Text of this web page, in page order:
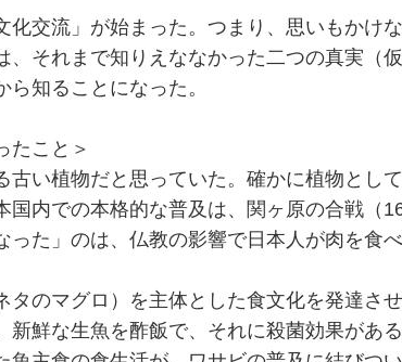
交流」が始まった。つまり、思いもかけ
、それまで知りえななかった二つの真実（仮
知ることになった。
たこと＞
い植物だと思っていた。確かに植物とし
国内での本格的な普及は、関ヶ原の合戦（
った」のは、仏教の影響で日本人が肉を食
のマグロ）を主体とした食文化を発達さ
新鮮な生魚を酢飯で、それに殺菌効果があ